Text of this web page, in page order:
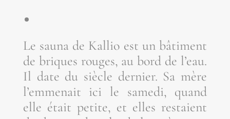
Le sau­na de Kal­lio est un bâti­ment
de briques rouges, au bord de l’eau.
Il date du siècle der­nier. Sa mère
l’emmenait ici le same­di, quand
elle était petite, et elles res­taient